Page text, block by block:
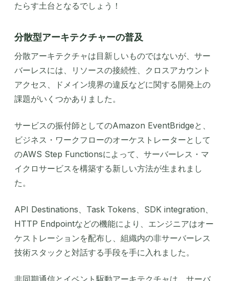
たらす土台となるでしょう！
分散型アーキテクチャーの普及
分散アーキテクチャは目新しいものではないが、サー
バーレスには、リソースの接続性、クロスアカウント
アクセス、ドメイン境界の違反などに関する開発上の
課題がいくつかありました。
サービスの振付師としてのAmazon EventBridgeと、
ビジネス・ワークフローのオーケストレーターとして
のAWS Step Functionsによって、サーバーレス・マ
イクロサービスを構築する新しい方法が生まれまし
た。
API Destinations、Task Tokens、SDK integration、
HTTP Endpointなどの機能により、エンジニアはオー
ケストレーションを配布し、組織内の非サーバーレス
技術スタックと対話する手段を手に入れました。
非同期通信とイベント駆動アーキテクチャは、サーバ